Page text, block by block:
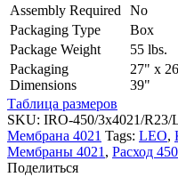
Assembly Required
No
Packaging Type
Box
Package Weight
55 lbs.
Packaging
Dimensions
27" x
39"
Таблица размеров
SKU: IRO-450/3x4021/R23/
Мембрана 4021 Tags: LEO,
Мембраны 4021 , Расход
Поделиться